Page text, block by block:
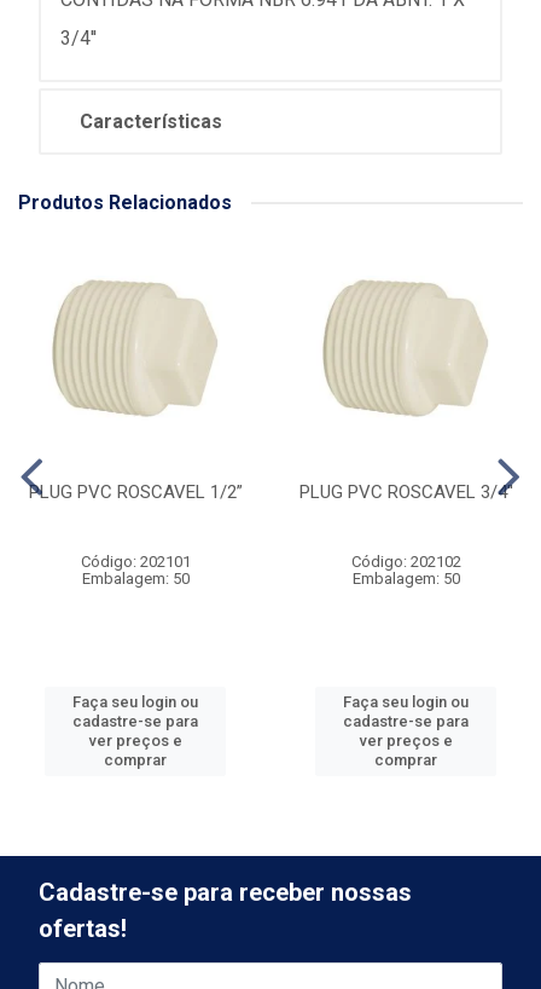
3/4''
Características
Produtos Relacionados
PLUG PVC ROSCAVEL 1/2”
Código: 202101
Embalagem: 50
Faça seu login ou
cadastre-se para
ver preços e
comprar
PLUG PVC ROSCAVEL 3/4''
Código: 202102
Embalagem: 50
Faça seu login ou
cadastre-se para
ver preços e
comprar
Cadastre-se para receber nossas
ofertas!